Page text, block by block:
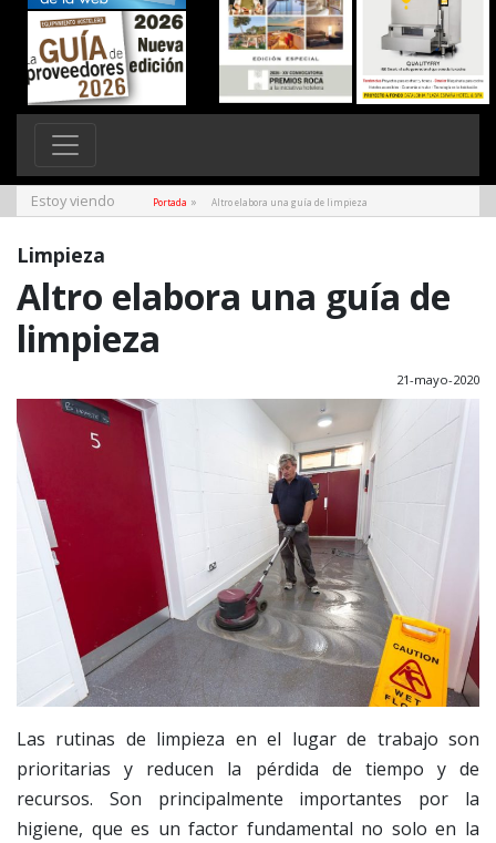
Estoy viendo Portada » Altro elabora una guía de limpieza
Limpieza
Altro elabora una guía de
limpieza
21-mayo-2020
Las rutinas de limpieza en el lugar de trabajo son
prioritarias y reducen la pérdida de tiempo y de
recursos. Son principalmente importantes por la
higiene, que es un factor fundamental no solo en la